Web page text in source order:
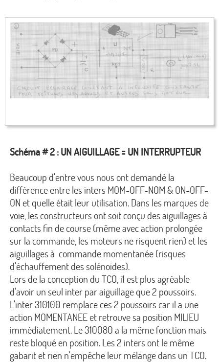
Schéma # 2 : UN AIGUILLAGE = UN INTERRUPTEUR
Beaucoup d'entre vous nous ont demandé la
différence entre les inters MOM-OFF-NOM & ON-OFF-
ON et quelle était leur utilisation. Dans les marques de
voie, les constructeurs ont soit conçu des aiguillages à
contacts fin de course (même avec action prolongée
sur la commande, les moteurs ne risquent rien) et les
aiguillages à commande momentanée (risques
d'échauffement des solénoïdes).
Lors de la conception du TCO, i1 est plus agréable
d'avoir un seul inter par aiguillage que 2 poussoirs.
L'inter 310100 remplace ces 2 poussoirs car il a une
action MOMENTANEE et retrouve sa position MILIEU
immédiatement. Le 310080 a la même fonction mais
reste bloqué en position. Les 2 inters ont le même
gabarit et rien n'empêche leur mélange dans un TCO.